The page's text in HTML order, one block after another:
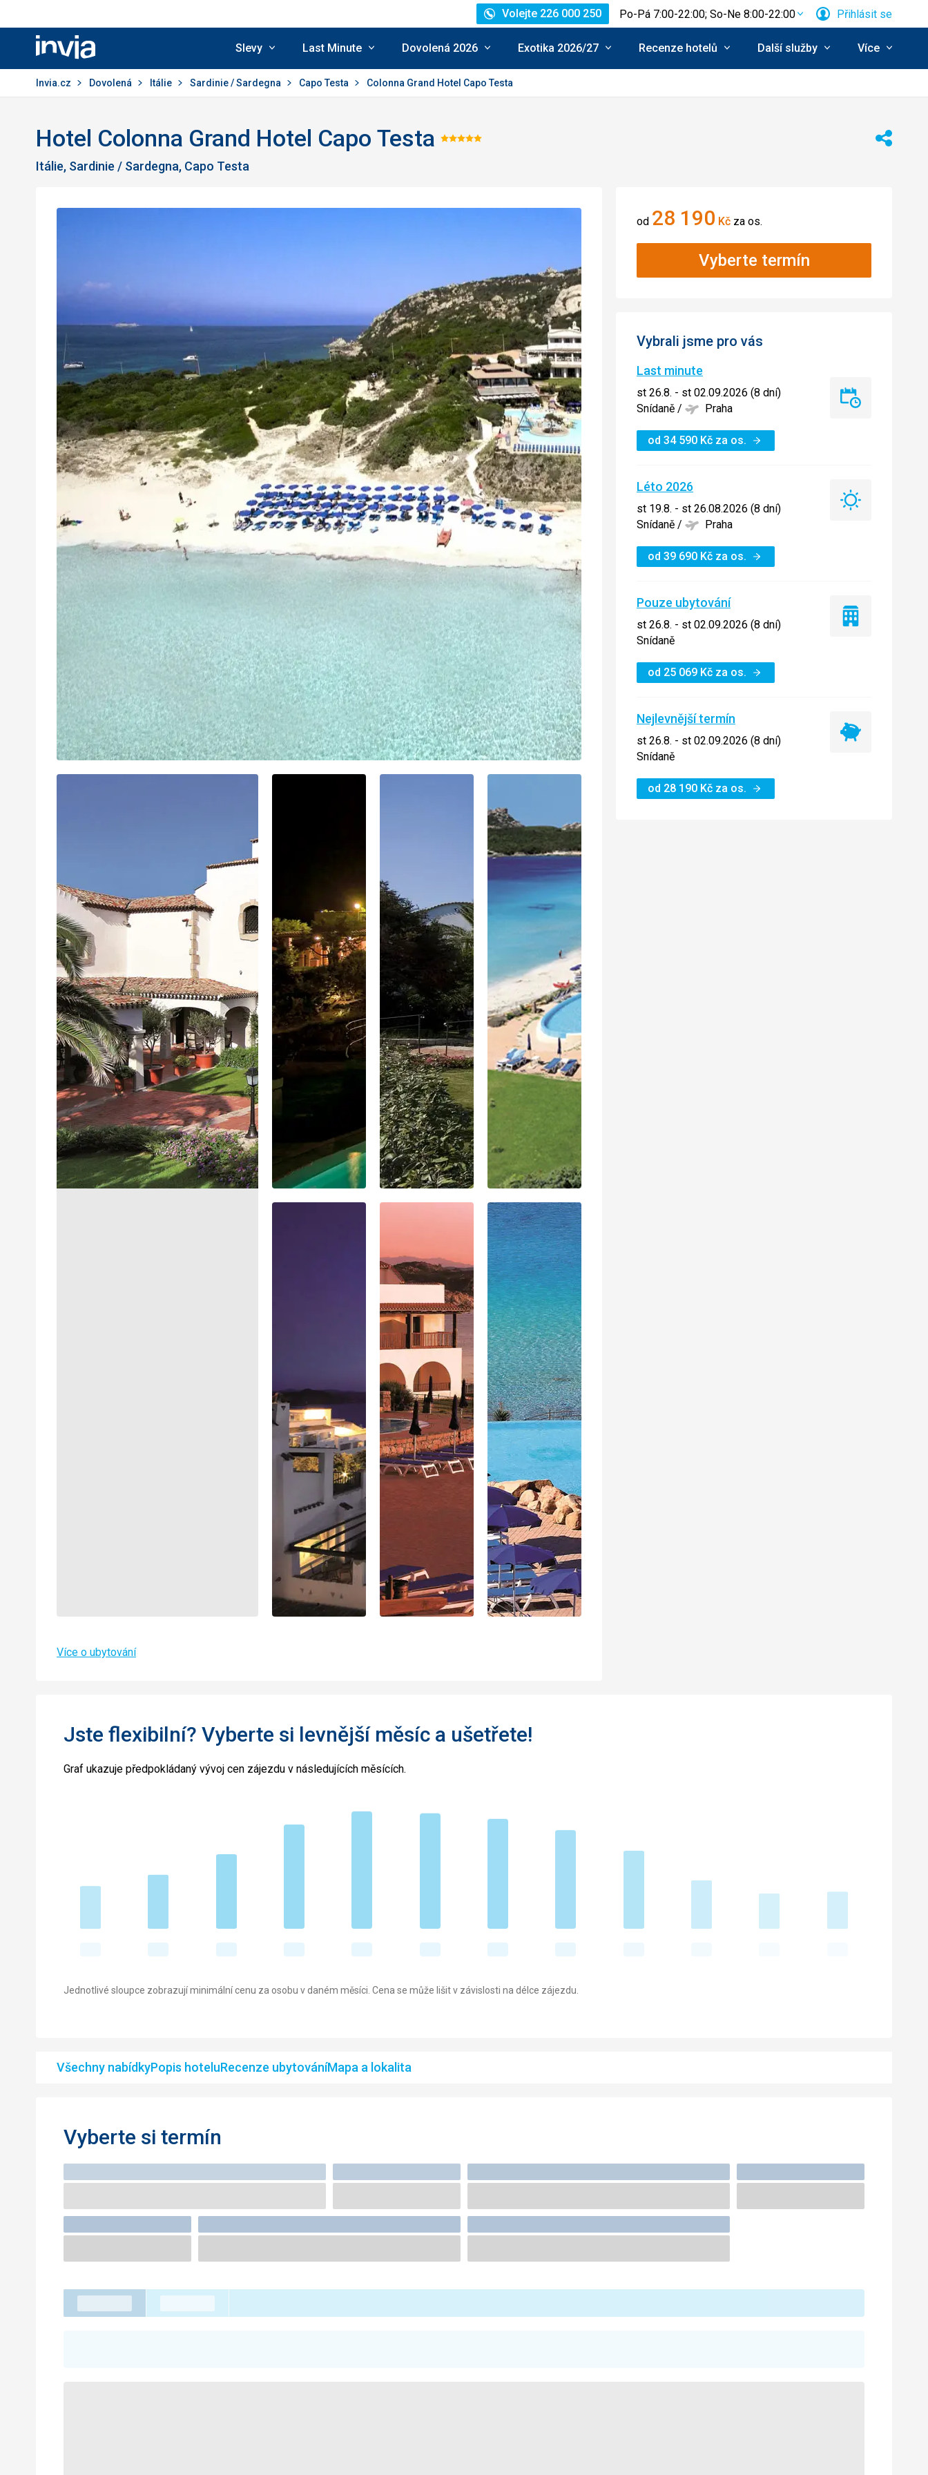
Invia.cz
Volejte 226 000 250 Po-Pá 7:00-22:00; So-Ne 8:00-22:00 Přihlásit se
Slevy Last Minute Dovolená 2026 Exotika 2026/27 Recenze hotelů Další služby Více
Invia.cz Dovolená Itálie Sardinie / Sardegna Capo Testa Colonna Grand Hotel Capo Testa
Hotel Colonna Grand Hotel Capo Testa Hodnocení:
Itálie, Sardinie / Sardegna, Capo Testa
Sdílet
Více o ubytování
od 28 190 Kč za os.
Vyberte termín
Vybrali jsme pro vás
Last minute
st 26.8. - st 02.09.2026 (8 dní)
Snídaně / Praha
od 34 590 Kč za os.
Last
Léto 2026
st 19.8. - st 26.08.2026 (8 dní)
Snídaně / Praha
od 39 690 Kč za os.
Léto
Pouze ubytování
st 26.8. - st 02.09.2026 (8 dní)
Snídaně
od 25 069 Kč za os.
Pouze
Nejlevnější termín
st 26.8. - st 02.09.2026 (8 dní)
Snídaně
od 28 190 Kč za os.
Nejlevnější
Jste flexibilní? Vyberte si levnější měsíc a ušetřete!
Graf ukazuje předpokládaný vývoj cen zájezdu v následujících měsících.
Jednotlivé sloupce zobrazují minimální cenu za osobu v daném měsíci. Cena se může lišit v závislosti na délce zájezdu.
Všechny nabídkyPopis hoteluRecenze ubytováníMapa a lokalita
Vyberte si termín